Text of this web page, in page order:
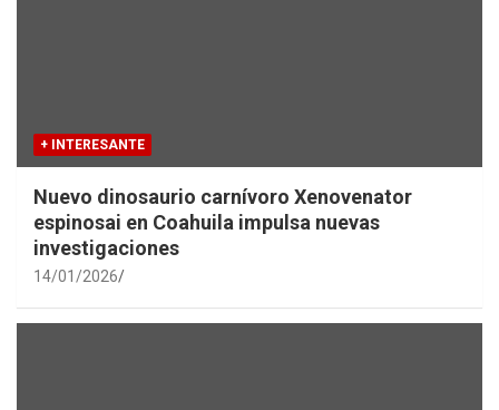
+ INTERESANTE
Nuevo dinosaurio carnívoro Xenovenator
espinosai en Coahuila impulsa nuevas
investigaciones
14/01/2026